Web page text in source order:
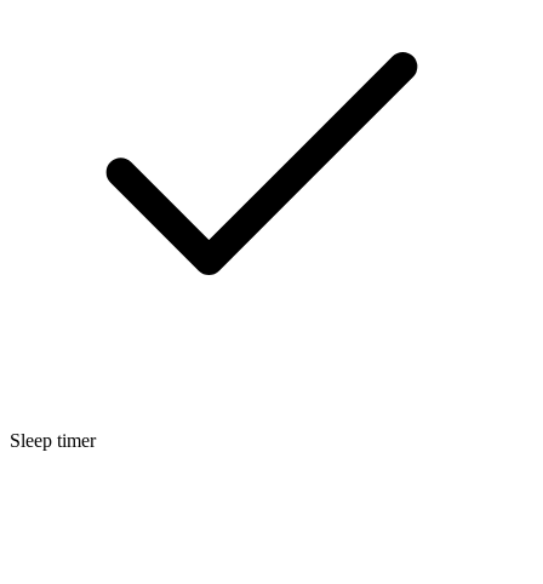
Sleep timer